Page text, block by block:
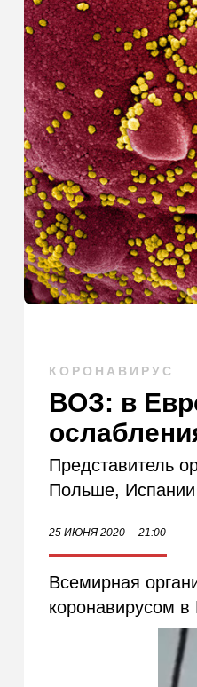
КОРОНАВИРУС
ВОЗ: в
Представитель
Польше, Испании
25 ИЮНЯ 2020 21:00
Всемирная
коронавирусом